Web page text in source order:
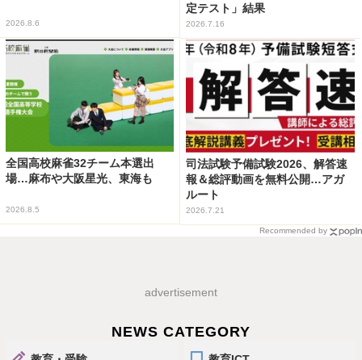
2026.8.6
定テスト」結果
2026.7.16
全国高校麻雀32チーム本選出
場…麻布や大阪星光、東海も
2026.8.5
司法試験予備試験2026、解答速
報＆総評動画を無料公開…アガ
ルート
2026.7.21
Recommended by
advertisement
NEWS CATEGORY